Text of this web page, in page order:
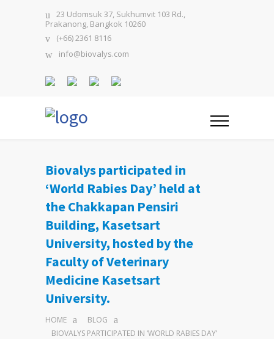
23 Udomsuk 37, Sukhumvit 103 Rd.,
Prakanong, Bangkok 10260
(+66) 2361 8116
info@biovalys.com
Biovalys participated in
‘World Rabies Day’ held at
the Chakkapan Pensiri
Building, Kasetsart
University, hosted by the
Faculty of Veterinary
Medicine Kasetsart
University.
HOME
BLOG
BIOVALYS PARTICIPATED IN ‘WORLD RABIES DAY’